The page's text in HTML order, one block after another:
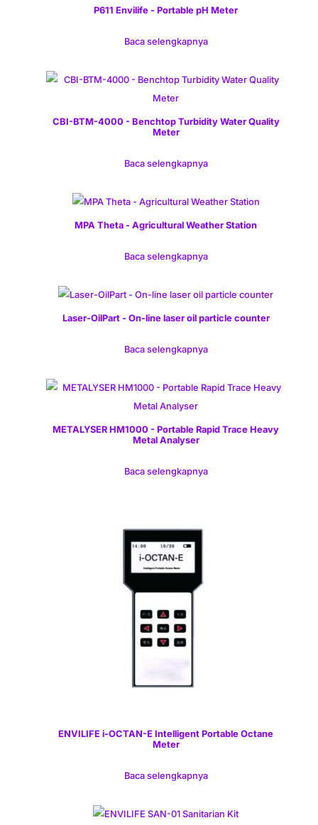
P611 Envilife - Portable pH Meter
Baca selengkapnya
CBI-BTM-4000 - Benchtop Turbidity Water Quality
Meter
Baca selengkapnya
MPA Theta - Agricultural Weather Station
Baca selengkapnya
Laser-OilPart - On-line laser oil particle counter
Baca selengkapnya
METALYSER HM1000 - Portable Rapid Trace Heavy
Metal Analyser
Baca selengkapnya
ENVILIFE i-OCTAN-E Intelligent Portable Octane
Meter
Baca selengkapnya